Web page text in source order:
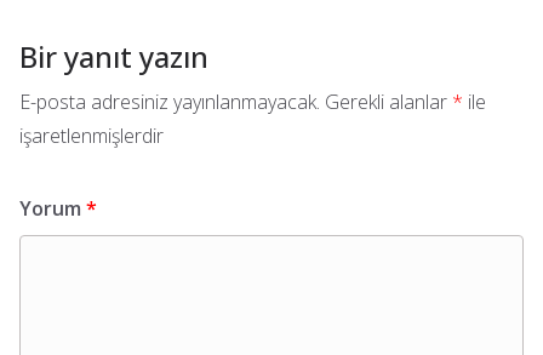
Bir yanıt yazın
E-posta adresiniz yayınlanmayacak. Gerekli alanlar * ile
işaretlenmişlerdir
Yorum *